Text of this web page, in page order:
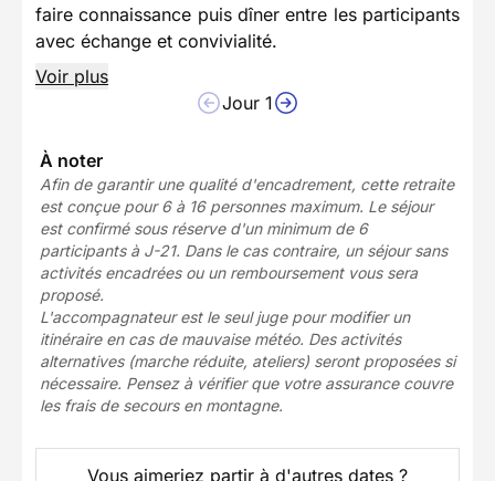
faire connaissance puis dîner entre les participants
avec échange et convivialité.
Voir plus
Jour 1
À noter
Afin de garantir une qualité d'encadrement, cette retraite
est conçue pour 6 à 16 personnes maximum. Le séjour
est confirmé sous réserve d'un minimum de 6
participants à J-21. Dans le cas contraire, un séjour sans
activités encadrées ou un remboursement vous sera
proposé.
L'accompagnateur est le seul juge pour modifier un
itinéraire en cas de mauvaise météo. Des activités
alternatives (marche réduite, ateliers) seront proposées si
nécessaire. Pensez à vérifier que votre assurance couvre
les frais de secours en montagne.
Vous aimeriez partir à d'autres dates ?